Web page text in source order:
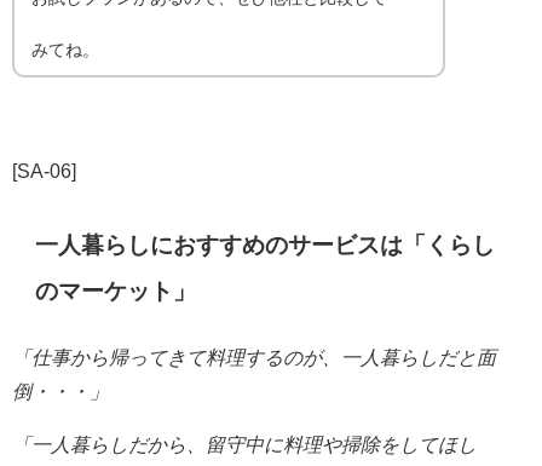
みてね。
[SA-06]
一人暮らしにおすすめのサービスは「 くらし
のマーケット 」
「仕事から帰ってきて料理するのが、一人暮らしだと面
倒・・・」
「一人暮らしだから、留守中に料理や掃除をしてほし